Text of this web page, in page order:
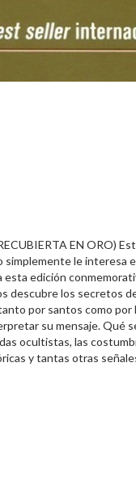
EN ORO)
le interesa
edición
descubre los secretos
por santos como
su mensaje. Qué
ocultistas, las
y tantas otras